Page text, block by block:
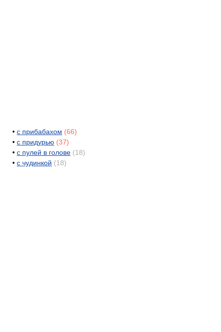
• с прибабахом (66)
• с придурью (37)
• с пулей в голове (18)
• с чудинкой (18)